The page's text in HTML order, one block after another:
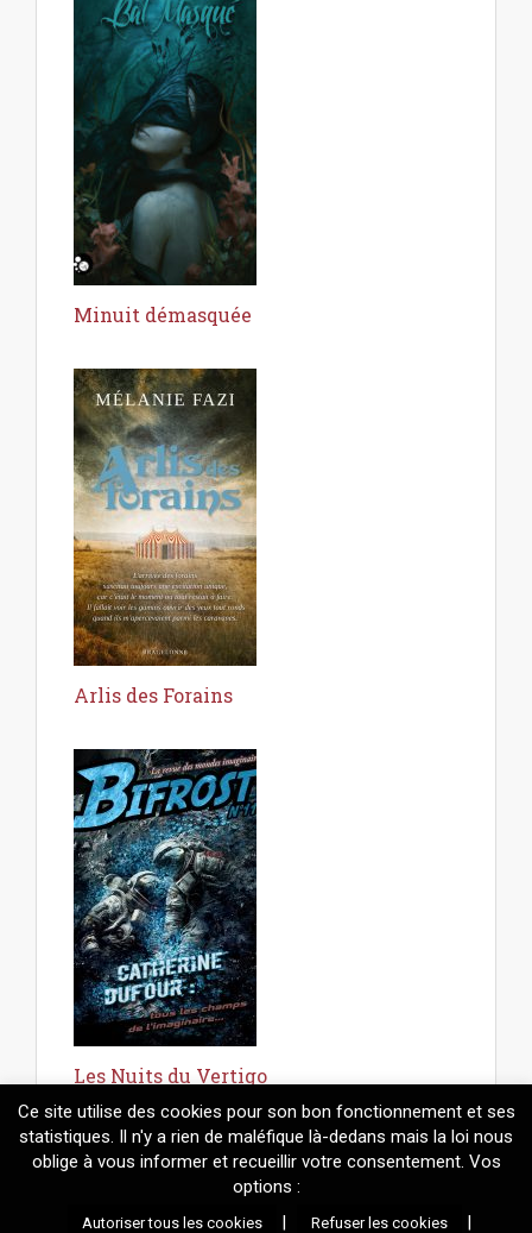
Minuit démasquée
Arlis des Forains
Les Nuits du Vertigo
Ce site utilise des cookies pour son bon fonctionnement et ses
statistiques. Il n'y a rien de maléfique là-dedans mais la loi nous
oblige à vous informer et recueillir votre consentement. Vos
options :
Autoriser tous les cookies | Refuser les cookies |